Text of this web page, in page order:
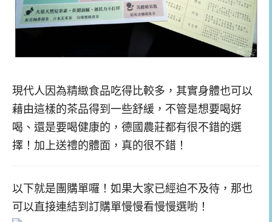
現代人因為精緻食品吃得比較多，其實身體也可以
藉由這樣的茶品得到一些舒緩，不管是想要喝好
喝、還是要喝健康的，德國農莊都有很不錯的選
擇！加上送禮的體面，真的很不錯！
以下就是團購單囉！如果大家已經迫不及待，那也
可以直接連結到訂購單慢慢看慢慢選喲！